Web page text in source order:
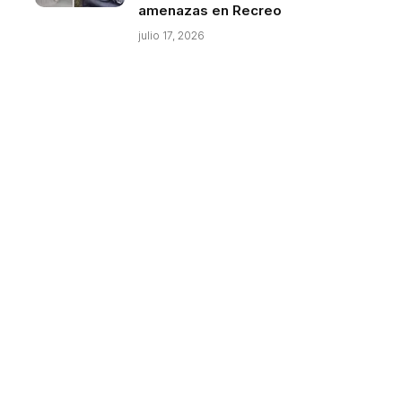
amenazas en Recreo
julio 17, 2026